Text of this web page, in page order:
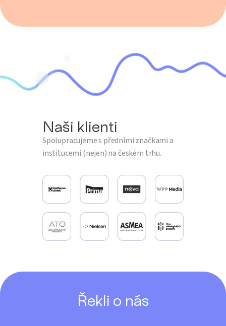
Naši klienti
Spolupracujeme s předními značkami a
institucemi (nejen) na českém trhu.
Řekli o nás